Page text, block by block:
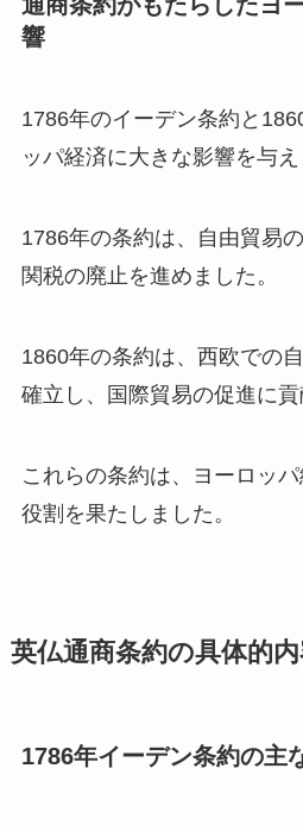
響
1786年のイーデン条約と
ッパ経済に大きな影響を与え
1786年の条約は、自由貿易
関税の廃止を進めました。
1860年の条約は、西欧での
確立し、国際貿易の促進に貢
これらの条約は、ヨーロッ
役割を果たしました。
英仏通商条約の具体的
1786年イーデン条約の主